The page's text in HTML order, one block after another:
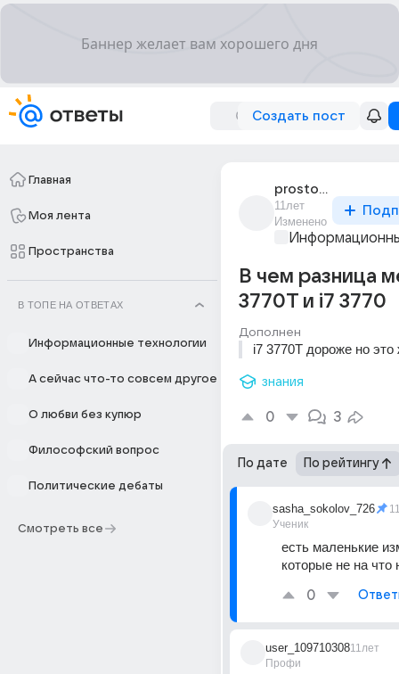
Создать пост
Главная
Моя лента
Пространства
В ТОПЕ НА ОТВЕТАХ
Информационные технологии
А сейчас что-то совсем другое
О любви без купюр
Философский вопрос
Политические дебаты
Смотреть все
prosto_mister_4
11лет
Изменено
В чем разница
3770T и i7 3770
Дополнен
i7 3770T дороже но это
знания
0 3
По дате По рейтингу
sasha_sokolov_726
Ученик
есть маленькие
которые не на что
0
user_109710308
Профи
11лет